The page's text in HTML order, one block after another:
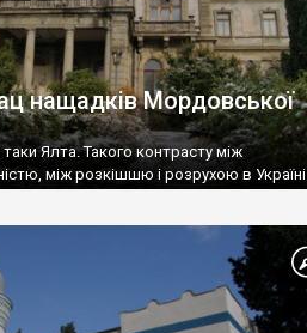
нащадків Мордовської
Ялта. Такого контрасту між
між розкішшю і розрухою в Україні